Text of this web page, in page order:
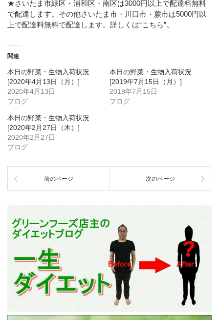
★さいたま市緑区・浦和区・南区は3000円以上で配達料無料
で配達します。その他さいたま市・川口市・蕨市は5000円以
上で配達料無料で配達します。詳しくは“こちら”。
関連
本日の野菜・生物入荷状況
[2020年4月13日（月）]
2020年4月13日
ブログ
本日の野菜・生物入荷状況
[2019年7月15日（月）]
2019年7月15日
ブログ
本日の野菜・生物入荷状況
[2020年2月27日（木）]
2020年2月27日
ブログ
前のページ 次のページ